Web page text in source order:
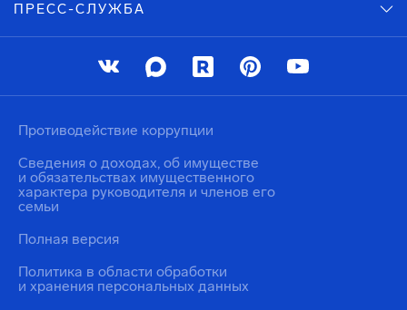
ПРЕСС-СЛУЖБА
Политика в области обработки
и хранения персональных данных
Противодействие коррупции
Сведения о доходах, об имуществе
и обязательствах имущественного
характера руководителя и членов его
семьи
Полная версия